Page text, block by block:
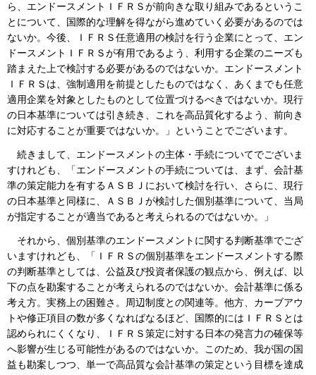
ら、エンドースメントＩＦＲＳが前向きな取り組みであるというこ
とについて、国際的な理解を得ながら進めていく必要があるのでは
ないか。今後、ＩＦＲＳ任意適用の検討を行う企業にとって、エン
ドースメントＩＦＲＳが有用であるよう、利用する企業のニーズも
踏まえた上で検討する必要があるのではないか。エンドースメント
ＩＦＲＳは、強制適用を前提としたものではなく、あくまでも任意
適用企業を対象としたものとして位置づけるべきではないか。現行
の日本基準については引き続き、これを高品質化するよう、前向き
に対応することが重要ではないか。」ということでございます。
続きまして、エンドースメントの主体・手続についてでございま
すけれども、「エンドースメントの手続については、まず、会計基
準の策定能力を有するＡＳＢＪにおいて検討を行い、さらに、現行
の日本基準と同様に、ＡＳＢＪが検討した個別基準について、当局
が指定することが適当であると考えられるのではないか。」
それから、個別基準のエンドースメントに関する判断基準でござ
いますけれども、「ＩＦＲＳの個別基準をエンドースメントする際
の判断基準としては、公益及び投資者保護の観点から、例えば、以
下の点を勘案することが考えられるのではないか。会計基準に係る
考え方。実務上の困難さ。周辺制度との関連等。他方、カーブアウ
トや修正項目の数が多くなればなるほど、国際的にはＩＦＲＳとは
認められにくくなり、ＩＦＲＳ策定に対する日本の発言力の確保等
へ影響が生じる可能性があるのではないか。このため、我が国の国
益も勘案しつつ、単一で高品質な会計基準の策定という目標を達成